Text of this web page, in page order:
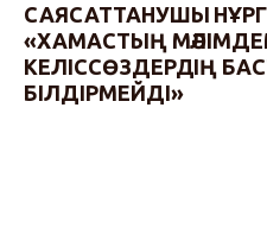
САЯСАТТАНУШЫ
«ХАМАСТЫҢ
КЕЛІССӨЗДЕРДІҢ
БІЛДІРМЕЙДІ»